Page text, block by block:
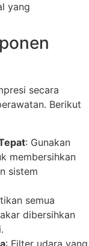
yang
secara
Berikut
: Gunakan
membersihkan
sistem
semua
dibersihkan
: Filter udara yang